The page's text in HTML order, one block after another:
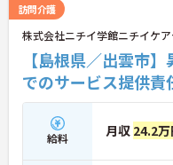
訪問介護
株式会社ニチイ学館ニチイケ
【島根県／出雲市
でのサービス提供責
給料 月収 24.2